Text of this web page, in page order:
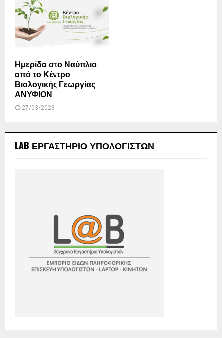
Ημερίδα στο Ναύπλιο
από το Κέντρο
Βιολογικής Γεωργίας
ΑΝΥΦΙΟΝ
27/03/2023
LAB ΕΡΓΑΣΤΗΡΙΟ ΥΠΟΛΟΓΙΣΤΩΝ